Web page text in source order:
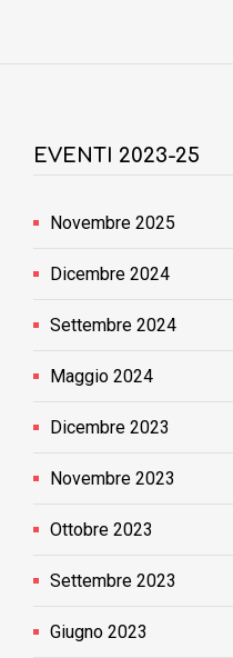
EVENTI 2023-25
Novembre 2025
Dicembre 2024
Settembre 2024
Maggio 2024
Dicembre 2023
Novembre 2023
Ottobre 2023
Settembre 2023
Giugno 2023